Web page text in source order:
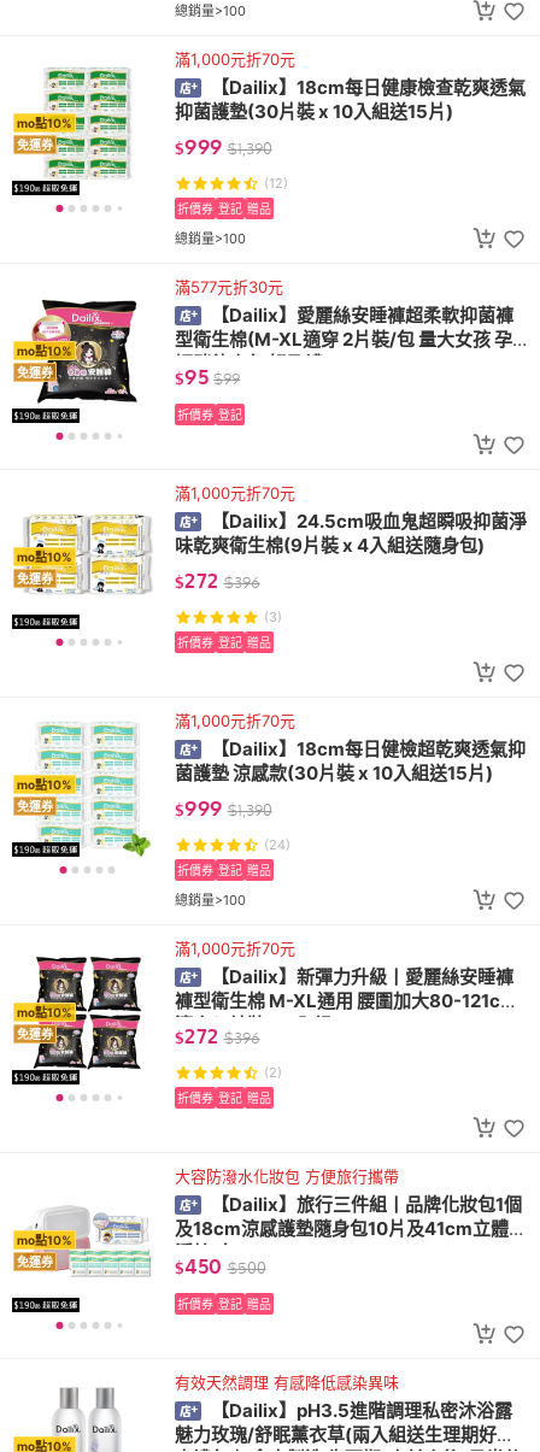
總銷量>100
mo點10%
免運券
滿1,000元折70元
【Dailix】18cm每日健康檢查乾爽透氣
抑菌護墊(30片裝 x 10入組送15片)
$999 $1,390
(12)
總銷量>100
折價券 登記 贈品
mo點10%
免運券
滿577元折30元
【Dailix】愛麗絲安睡褲超柔軟抑菌褲
型衛生棉(M-XL適穿 2片裝/包 量大女孩 孕
$95 $99
折價券 登記
mo點10%
免運券
滿1,000元折70元
【Dailix】24.5cm吸血鬼超瞬吸抑菌淨
味乾爽衛生棉(9片裝 x 4入組送隨身包)
$272 $396
(3)
折價券 登記 贈品
mo點10%
免運券
滿1,000元折70元
【Dailix】18cm每日健檢超乾爽透氣抑
菌護墊 涼感款(30片裝 x 10入組送15片)
$999 $1,390
(24)
總銷量>100
折價券 登記 贈品
mo點10%
免運券
滿1,000元折70元
【Dailix】新彈力升級丨愛麗絲安睡褲
褲型衛生棉 M-XL通用 腰圍加大80-121cm
適穿(2片裝 x 4入組)
$272 $396
(2)
折價券 登記 贈品
mo點10%
免運券
大容防潑水化妝包 方便旅行攜帶
【Dailix】旅行三件組丨品牌化妝包1個
及18cm涼感護墊隨身包10片及41cm立體漂
$450 $500
折價券 登記 贈品
mo點10%
有效天然調理 有感降低感染異味
【Dailix】pH3.5進階調理私密沐浴露
魅力玫瑰/舒眠薰衣草(兩入組送生理期好眠